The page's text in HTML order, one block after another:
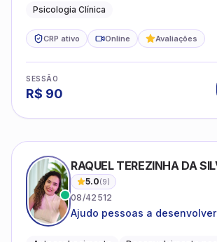
estruturas, com experiência
Psicologia Clínica
CRP ativo Online Avaliações
SESSÃO
R$ 90
RAQUEL TEREZINHA DA
5.0(9)
08/42512
Ajudo pessoas a